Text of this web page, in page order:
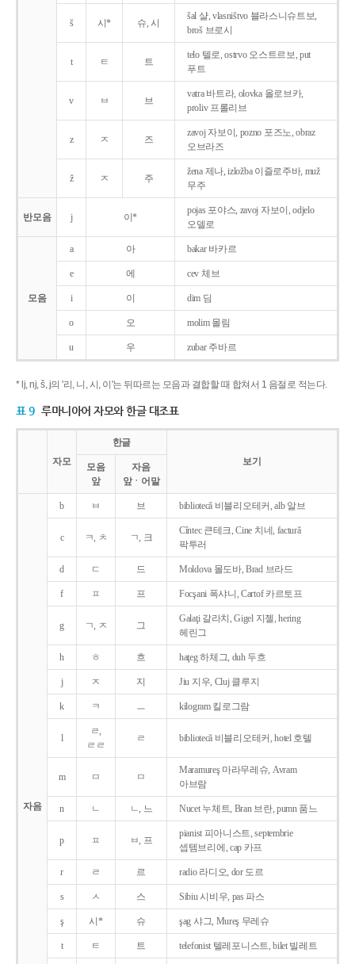
š 시* 슈, 시
šal 샬, vlasništvo 블라스니슈트보,
broš 브로시
t ㅌ 트
telo 텔로, ostrvo 오스트르보, put
푸트
v ㅂ 브
vatra 바트라, olovka 올로브카,
proliv 프롤리브
z ㅈ 즈
zavoj 자보이, pozno 포즈노, obraz
오브라즈
ž ㅈ 주
žena 제나, izložba 이즐로주바, muž
무주
반모음 j 이*
pojas 포야스, zavoj 자보이, odjelo
오델로
모음
a 아 bakar 바카르
e 에 cev 체브
i 이 dim 딤
o 오 molim 몰림
u 우 zubar 주바르
* lj, nj, š, j의 '리, 니, 시, 이'는 뒤따르는 모음과 결합할 때 합쳐서 1 음절로 적는다.
표 9 루마니아어 자모와 한글 대조표
자모
한글
보기
모음
앞
자음
앞ㆍ어말
자음
b ㅂ 브 bibliotecǎ 비블리오테커, alb 알브
c ㅋ, ㅊ ㄱ, 크
Cîntec 큰테크, Cine 치네, facturǎ
팍투러
d ㄷ 드 Moldova 몰도바, Brad 브라드
f ㅍ 프 Focşani 폭샤니, Cartof 카르토프
g ㄱ, ㅈ 그
Galaţi 갈라치, Gigel 지젤, hering
헤린그
h ㅎ 흐 haţeg 하체그, duh 두흐
j ㅈ 지 Jiu 지우, Cluj 클루지
k ㅋ ㅡ kilogram 킬로그람
l
ㄹ,
ㄹㄹ
ㄹ bibliotecǎ 비블리오테커, hotel 호텔
m ㅁ ㅁ
Maramureş 마라무레슈, Avram
아브람
n ㄴ ㄴ, 느 Nucet 누체트, Bran 브란, pumn 품느
p ㅍ ㅂ, 프
pianist 피아니스트, septembrie
셉템브리에, cap 카프
r ㄹ 르 radio 라디오, dor 도르
s ㅅ 스 Sibiu 시비우, pas 파스
ş 시* 슈 şag 샤그, Mureş 무레슈
t ㅌ 트 telefonist 텔레포니스트, bilet 빌레트